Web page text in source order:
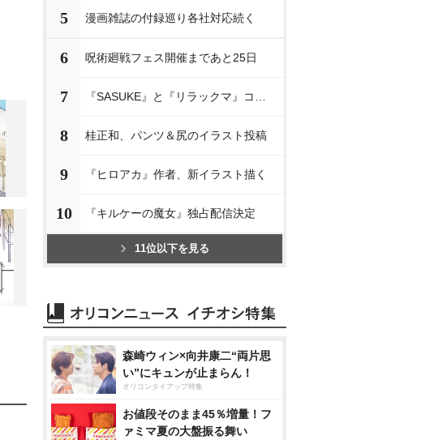
5 漫画雑誌の付録巡り各社対応続く
6 呪術廻戦フェス開催まであと25日
7 『SASUKE』と『リラックマ』コラボ
8 桂正和、パンツ＆尻のイラスト投稿
9 『ヒロアカ』作者、新イラスト描く
10 『キルケーの魔女』独占配信決定
11位以下を見る
森崎ウィン×向井康二“両片思
い”にキュンが止まらん！
オリコンタイアップ特集
お値段そのまま45％増量！フ
ァミマ夏の大盤振る舞い